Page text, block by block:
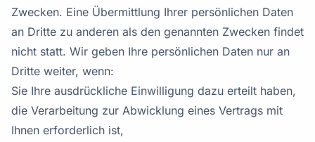
Zwecken. Eine Übermittlung Ihrer persönlichen Daten
an Dritte zu anderen als den genannten Zwecken findet
nicht statt. Wir geben Ihre persönlichen Daten nur an
Dritte weiter, wenn:
Sie Ihre ausdrückliche Einwilligung dazu erteilt haben,
die Verarbeitung zur Abwicklung eines Vertrags mit
Ihnen erforderlich ist,